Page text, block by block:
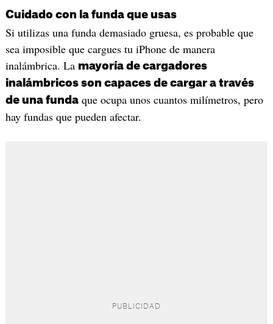
Cuidado con la funda que usas
Si utilizas una funda demasiado gruesa, es probable que
sea imposible que cargues tu iPhone de manera
inalámbrica. La mayoría de cargadores
inalámbricos son capaces de cargar a través
de una fundaque ocupa unos cuantos milímetros, pero
hay fundas que pueden afectar.